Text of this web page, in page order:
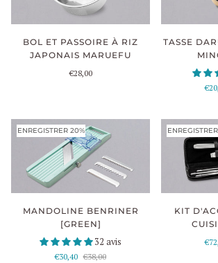
BOL ET PASSOIRE À RIZ
JAPONAIS MARUEFU
€28,00
TASSE
ENREGISTRER 20%
MANDOLINE BENRINER
[GREEN]
32 avis
€30,40 €38,00
KIT